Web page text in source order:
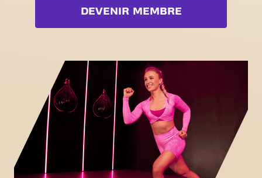
Box
Voir la liste complète
Zone d'étirement
Cyclisme virtuel
Visite guidée
DEVENIR MEMBRE